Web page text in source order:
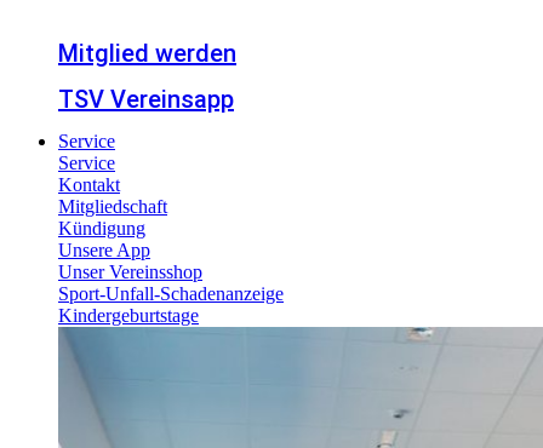
Mitglied werden
TSV Vereinsapp
Service
Service
Kontakt
Mitgliedschaft
Kündigung
Unsere App
Unser Vereinsshop
Sport-Unfall-Schadenanzeige
Kindergeburtstage